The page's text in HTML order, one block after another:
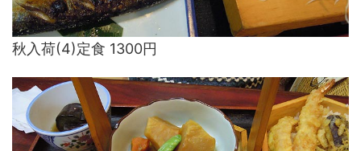
秋入荷(4)定食 1300円